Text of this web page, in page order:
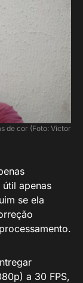
de cor (Foto: Victor
apenas
se ela
a 30 FPS,